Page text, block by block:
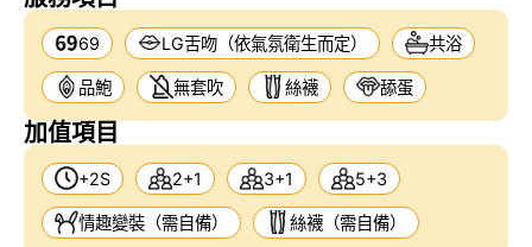
69 LG舌吻（依氣氛衛生而定） 共浴
品鮑 無套吹 絲襪 舔蛋
加值項目
+2S 2+1 3+1 5+3
情趣變裝（需自備） 絲襪（需自備）